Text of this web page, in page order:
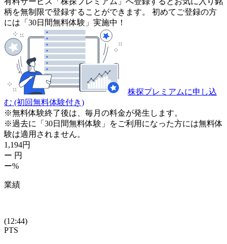
柄を無制限で登録することができます。 初めてご登録の方
には「30日間無料体験」実施中！
株探プレミアムに申し込
む (初回無料体験付き)
※無料体験終了後は、毎月の料金が発生します。
※過去に「30日間無料体験」をご利用になった方には無料体
験は適用されません。
1,194円
ー 円
ー%
業績
(12:44)
PTS